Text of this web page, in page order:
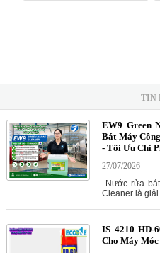
TIN
EW9 Green
Bát Máy
- Tối Ưu Chi
27/07/2026
Nước rửa
Cleaner là
IS 4210 HD-
Cho Máy